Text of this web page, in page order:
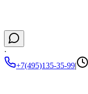
·
+7(495)135-35-99|